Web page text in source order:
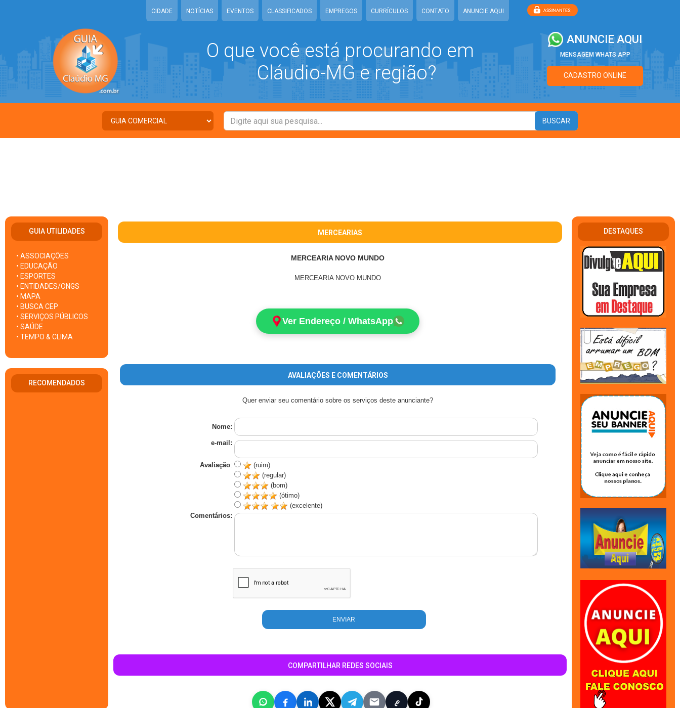
CIDADE NOTÍCIAS EVENTOS CLASSIFICADOS EMPREGOS CURRÍCULOS CONTATO ANUNCIE AQUI
O que você está procurando em
Cláudio-MG e região?
ANUNCIE AQUI
MENSAGEM WHATS APP
CADASTRO ONLINE
GUIA UTILIDADES
• ASSOCIAÇÕES
• EDUCAÇÃO
• ESPORTES
• ENTIDADES/ONGS
• MAPA
• BUSCA CEP
• SERVIÇOS PÚBLICOS
• SAÚDE
• TEMPO & CLIMA
RECOMENDADOS
MERCEARIAS
MERCEARIA NOVO MUNDO
MERCEARIA NOVO MUNDO
Ver Endereço / WhatsApp
AVALIAÇÕES E COMENTÁRIOS
Quer enviar seu comentário sobre os serviços deste anunciante?
Nome:
e-mail:
Avaliação:
(ruim)
(regular)
(bom)
(ótimo)
(excelente)
Comentários:
COMPARTILHAR REDES SOCIAIS
DESTAQUES